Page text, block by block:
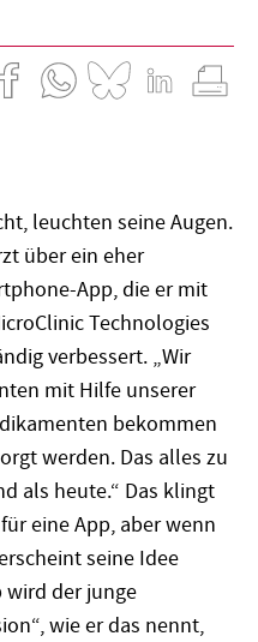
leuchten seine Augen.
über ein eher
App, die er mit
Technologies
verbessert. „Wir
mit Hilfe unserer
bekommen
werden. Das alles zu
als heute.“ Das klingt
eine App, aber wenn
seine Idee
wird der junge
wie er das nennt,